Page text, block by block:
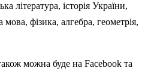
література, історія України,
мова, фізика, алгебра, геометрія,
можна буде на Facebook та